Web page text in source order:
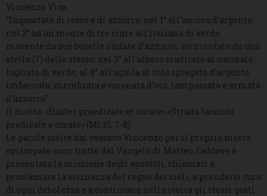
Vincenzo Viva
“Inquartato di rosso e di azzurro: nel 1° all’ancora d’argento;
nel 2° ad un monte di tre cime all’italiana di verde,
movente da due burelle ondate d’azzurro, sormontato da una
stella (7) dello stesso; nel 3° all’albero sradicato al naturale,
fogliato di verde; al 4° all’aquila al volo spiegato d’argento,
imbeccata, membrata e coronata d’oro, lampassata e armata
d’azzurro”.
Il motto: «Euntes praedicate et curate» «Strada facendo
predicate e curate» (Mt 10, 7-8)
Le parole scelte dal vescovo Vincenzo per il proprio motto
episcopale sono tratte dal Vangelo di Matteo, laddove è
presentata la missione degli apostoli, chiamati a
proclamare la vicinanza del regno dei cieli, a prendersi cura
di ogni debolezza e a continuare nella storia gli stessi gesti